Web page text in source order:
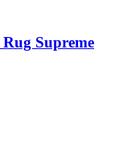
Supreme